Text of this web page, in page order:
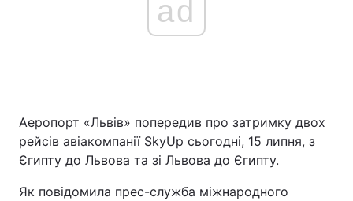
ad
Аеропорт «Львів» попередив про затримку двох
рейсів авіакомпанії SkyUp сьогодні, 15 липня, з
Єгипту до Львова та зі Львова до Єгипту.
Як повідомила прес-служба міжнародного